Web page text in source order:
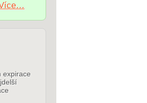
expirace